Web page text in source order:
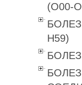
(O00-
Н59)